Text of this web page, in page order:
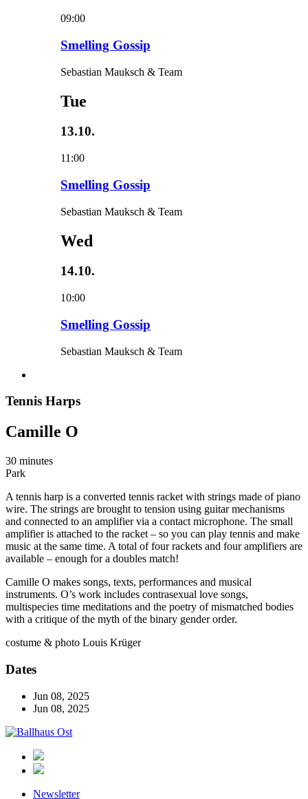
09:00
Smelling Gossip
Sebastian Mauksch & Team
Tue
13.10.
11:00
Smelling Gossip
Sebastian Mauksch & Team
Wed
14.10.
10:00
Smelling Gossip
Sebastian Mauksch & Team
Tennis Harps
Camille O
30 minutes
Park
A tennis harp is a converted tennis racket with strings made of piano
wire. The strings are brought to tension using guitar mechanisms
and connected to an amplifier via a contact microphone. The small
amplifier is attached to the racket – so you can play tennis and make
music at the same time. A total of four rackets and four amplifiers are
available – enough for a doubles match!
Camille O makes songs, texts, performances and musical
instruments. O’s work includes contrasexual love songs,
multispecies time meditations and the poetry of mismatched bodies
with a critique of the myth of the binary gender order.
costume & photo Louis Krüger
Dates
Jun 08, 2025
Jun 08, 2025
Newsletter